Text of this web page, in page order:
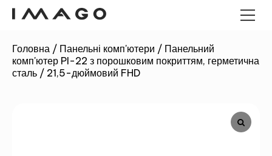
POS-ТЕРМІНАЛИ
ПАНЕЛЬНІ КОМП'ЮТЕРИ
Головна / Панельні комп'ютери / Панельний
комп'ютер PI-22 з порошковим покриттям, герметична
сталь / 21,5-дюймовий FHD